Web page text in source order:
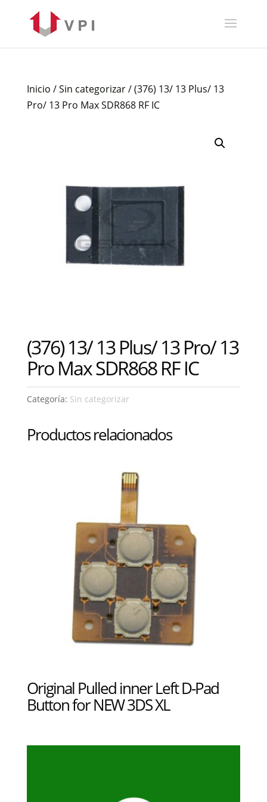
Inicio /Sin categorizar/ (376) 13/ 13 Plus/ 13
Pro/ 13 Pro Max SDR868 RF IC
(376) 13/ 13 Plus/ 13 Pro/ 13
Pro Max SDR868 RF IC
Categoría: Sin categorizar
Productos relacionados
Original Pulled inner Left D-Pad
Button for NEW 3DS XL